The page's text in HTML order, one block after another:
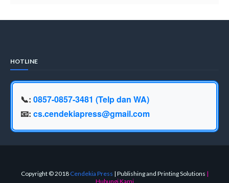
HOTLINE
📞: 0857-0857-3481 (Telp dan WA)
📧: cs.cendekiapress@gmail.com
Copyright © 2018 Cendekia Press | Publishing and Printing Solutions |
Hubungi Kami